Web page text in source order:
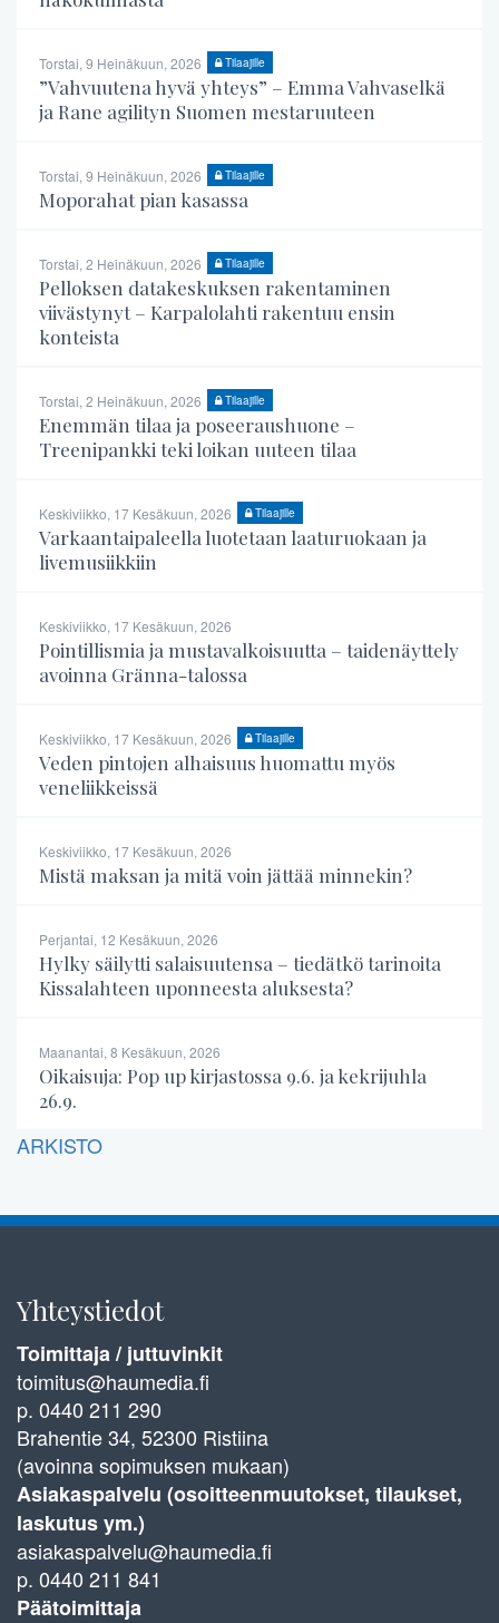
Torstai, 9 Heinäkuun, 2026 Tilaajille
”Vahvuutena hyvä yhteys” – Emma Vahvaselkä
ja Rane agilityn Suomen mestaruuteen
Torstai, 9 Heinäkuun, 2026 Tilaajille
Moporahat pian kasassa
Torstai, 2 Heinäkuun, 2026 Tilaajille
Pelloksen datakeskuksen rakentaminen
viivästynyt – Karpalolahti rakentuu ensin
konteista
Torstai, 2 Heinäkuun, 2026 Tilaajille
Enemmän tilaa ja poseeraushuone –
Treenipankki teki loikan uuteen tilaa
Keskiviikko, 17 Kesäkuun, 2026 Tilaajille
Varkaantaipaleella luotetaan laaturuokaan ja
livemusiikkiin
Keskiviikko, 17 Kesäkuun, 2026
Pointillismia ja mustavalkoisuutta – taidenäyttely
avoinna Gränna-talossa
Keskiviikko, 17 Kesäkuun, 2026 Tilaajille
Veden pintojen alhaisuus huomattu myös
veneliikkeissä
Keskiviikko, 17 Kesäkuun, 2026
Mistä maksan ja mitä voin jättää minnekin?
Perjantai, 12 Kesäkuun, 2026
Hylky säilytti salaisuutensa – tiedätkö tarinoita
Kissalahteen uponneesta aluksesta?
Maanantai, 8 Kesäkuun, 2026
Oikaisuja: Pop up kirjastossa 9.6. ja kekrijuhla
26.9.
ARKISTO
Yhteystiedot
Toimittaja / juttuvinkit
toimitus@haumedia.fi
p. 0440 211 290
Brahentie 34, 52300 Ristiina
(avoinna sopimuksen mukaan)
Asiakaspalvelu (osoitteenmuutokset, tilaukset,
laskutus ym.)
asiakaspalvelu@haumedia.fi
p. 0440 211 841
Päätoimittaja